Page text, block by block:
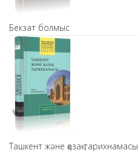
Бекзат болмыс
Ташкент және қазақ тарихнамасы